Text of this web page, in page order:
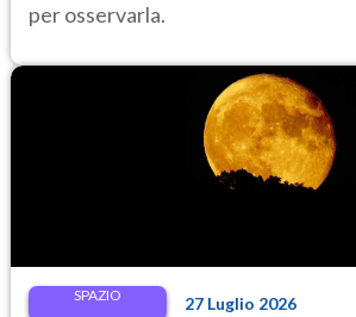
per osservarla.
SPAZIO 27 Luglio 2026